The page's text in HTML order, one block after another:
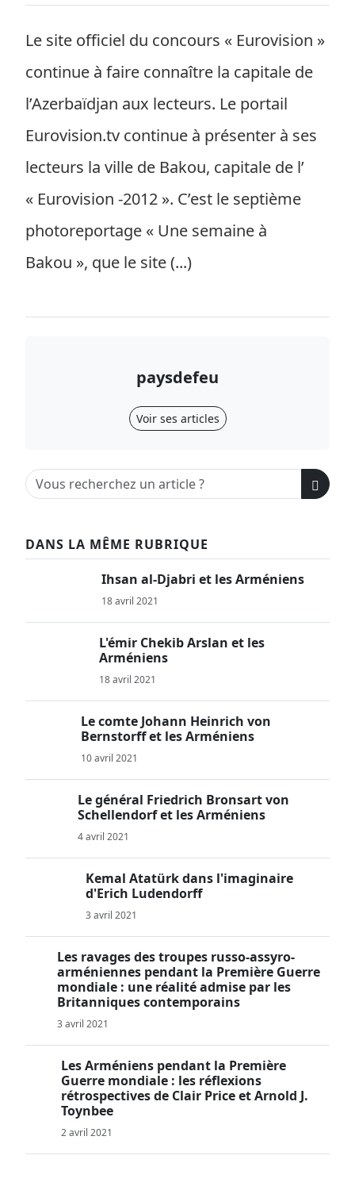
Le site officiel du concours « Eurovision »
continue à faire connaître la capitale de
l’Azerbaïdjan aux lecteurs. Le portail
Eurovision.tv continue à présenter à ses
lecteurs la ville de Bakou, capitale de l’
« Eurovision -2012 ». C’est le septième
photoreportage « Une semaine à
Bakou », que le site (...)
paysdefeu
Voir ses articles
DANS LA MÊME RUBRIQUE
Ihsan al-Djabri et les Arméniens
18 avril 2021
L'émir Chekib Arslan et les
Arméniens
18 avril 2021
Le comte Johann Heinrich von
Bernstorff et les Arméniens
10 avril 2021
Le général Friedrich Bronsart von
Schellendorf et les Arméniens
4 avril 2021
Kemal Atatürk dans l'imaginaire
d'Erich Ludendorff
3 avril 2021
Les ravages des troupes russo-assyro-
arméniennes pendant la Première Guerre
mondiale : une réalité admise par les
Britanniques contemporains
3 avril 2021
Les Arméniens pendant la Première
Guerre mondiale : les réflexions
rétrospectives de Clair Price et Arnold J.
Toynbee
2 avril 2021